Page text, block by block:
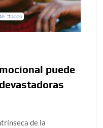
Boba a Colombia
Colombia: así avanza
puede
de la